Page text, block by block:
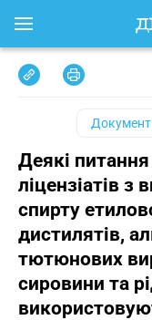
Документ
Деякі
ліцензіатів з
спирту
дистилятів,
тютюнових
сировини та